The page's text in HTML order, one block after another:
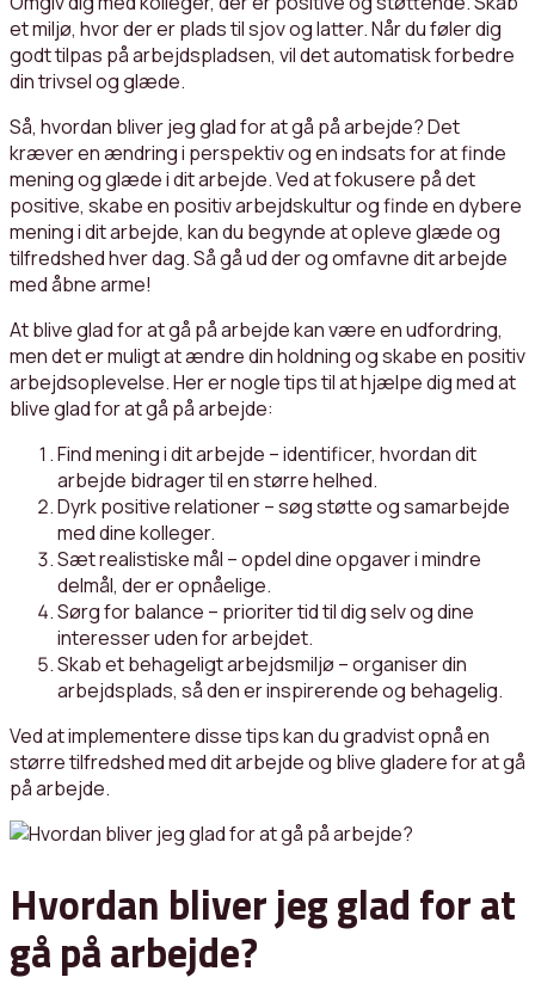
et miljø, hvor der er plads til sjov og latter. Når du føler dig
godt tilpas på arbejdspladsen, vil det automatisk forbedre
din trivsel og glæde.
Så, hvordan bliver jeg glad for at gå på arbejde? Det
kræver en ændring i perspektiv og en indsats for at finde
mening og glæde i dit arbejde. Ved at fokusere på det
positive, skabe en positiv arbejdskultur og finde en dybere
mening i dit arbejde, kan du begynde at opleve glæde og
tilfredshed hver dag. Så gå ud der og omfavne dit arbejde
med åbne arme!
At blive glad for at gå på arbejde kan være en udfordring,
men det er muligt at ændre din holdning og skabe en positiv
arbejdsoplevelse. Her er nogle tips til at hjælpe dig med at
blive glad for at gå på arbejde:
Find mening i dit arbejde – identificer, hvordan dit
arbejde bidrager til en større helhed.
Dyrk positive relationer – søg støtte og samarbejde
med dine kolleger.
Sæt realistiske mål – opdel dine opgaver i mindre
delmål, der er opnåelige.
Sørg for balance – prioriter tid til dig selv og dine
interesser uden for arbejdet.
Skab et behageligt arbejdsmiljø – organiser din
arbejdsplads, så den er inspirerende og behagelig.
Ved at implementere disse tips kan du gradvist opnå en
større tilfredshed med dit arbejde og blive gladere for at gå
på arbejde.
Hvordan bliver jeg glad for at
gå på arbejde?